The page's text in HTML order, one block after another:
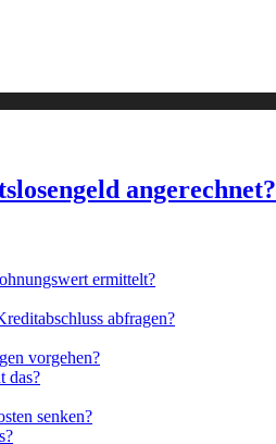
angerechnet?
ermittelt?
abfragen?
vorgehen?
das?
senken?